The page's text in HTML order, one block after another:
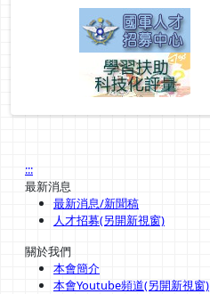
:::
最新消息
最新消息/新聞稿
人才招募(另開新視窗)
關於我們
本會簡介
本會Youtube頻道(另開新視窗)